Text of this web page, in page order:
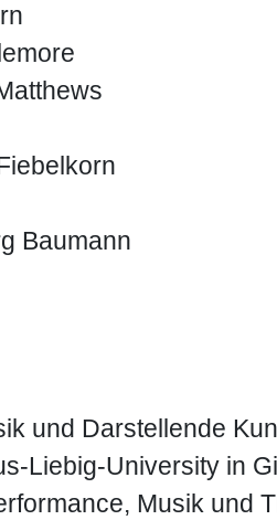
Baumann
und Darstellende
Liebig-University in
Musik und